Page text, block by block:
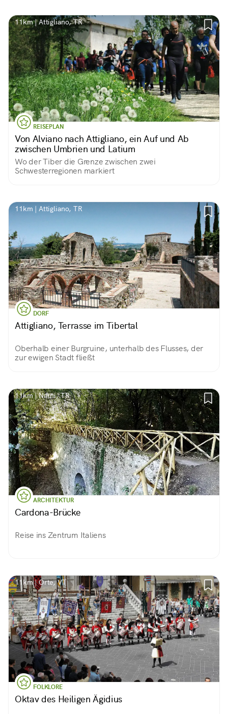
11km | Attigliano, TR
REISEPLAN
Von Alviano nach Attigliano, ein Auf und Ab
zwischen Umbrien und Latium
Wo der Tiber die Grenze zwischen zwei
Schwesterregionen markiert
11km | Attigliano, TR
DORF
Attigliano, Terrasse im Tibertal
Oberhalb einer Burgruine, unterhalb des Flusses, der
zur ewigen Stadt fließt
11km | Narni, TR
ARCHITEKTUR
Cardona-Brücke
Reise ins Zentrum Italiens
11km | Orte, VT
FOLKLORE
Oktav des Heiligen Ägidius